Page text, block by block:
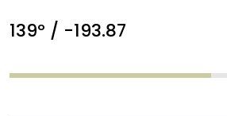
139º / -193.87